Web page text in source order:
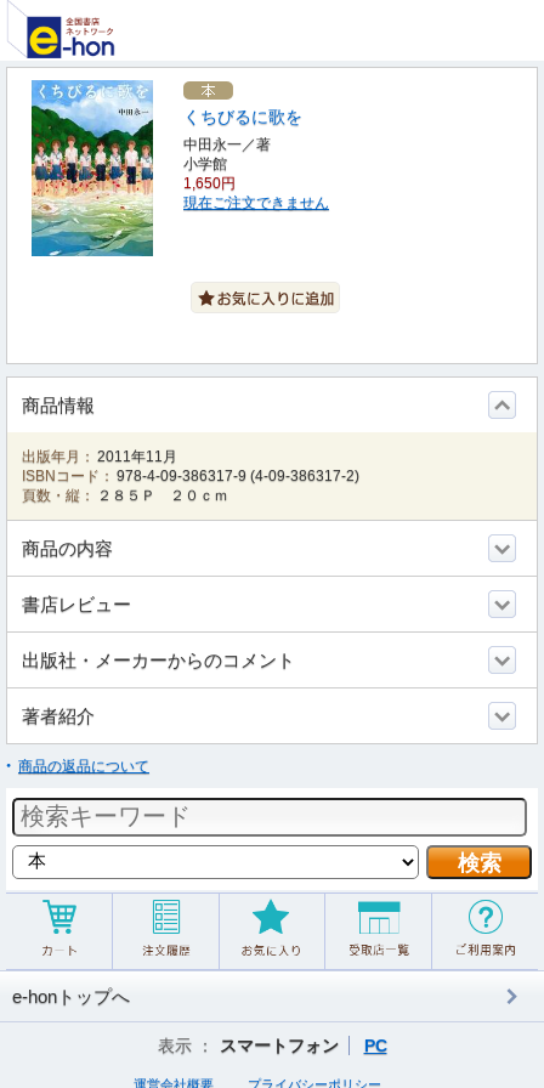
くちびるに歌を
中田永一／著
小学館
1,650円
現在ご注文できません
商品情報
出版年月： 2011年11月
ISBNコード： 978-4-09-386317-9 (4-09-386317-2)
頁数・縦：
２８５Ｐ ２０ｃｍ
商品の内容
書店レビュー
出版社・メーカーからのコメント
著者紹介
商品の返品について
e-honトップへ
表示 ： スマートフォン PC
運営会社概要 プライバシーポリシー